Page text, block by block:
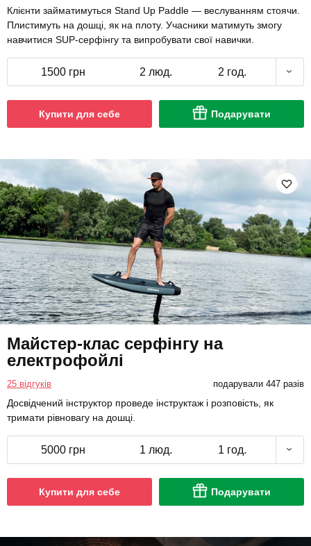
Клієнти займатимуться Stand Up Paddle — веслуванням стоячи.
Плистимуть на дошці, як на плоту. Учасники матимуть змогу
навчитися SUP-серфінгу та випробувати свої навички.
1500 грн 2 люд. 2 год.
Купити для себе Подарувати
Майстер-клас серфінгу на
електрофойлі
25 відгуків подарували 447 разів
Досвідчений інструктор проведе інструктаж і розповість, як
тримати рівновагу на дошці.
5000 грн 1 люд. 1 год.
Купити для себе Подарувати